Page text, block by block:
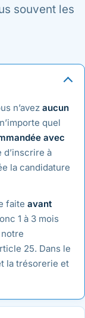
souvent les
n’avez aucun
quel
avec
à
la candidature
faite avant
1 à 3 mois
notre
25. Dans le
la trésorerie et